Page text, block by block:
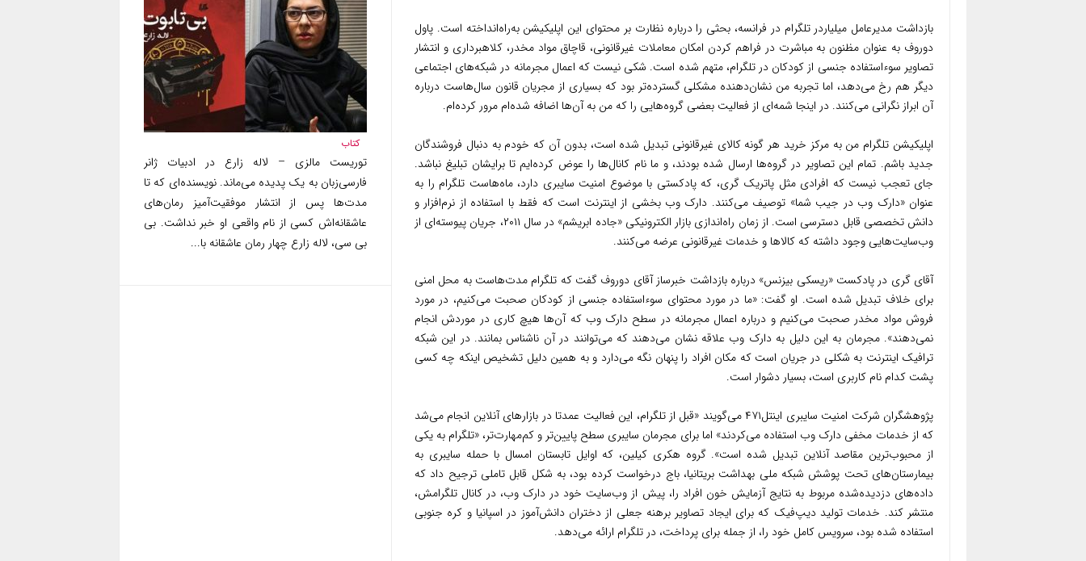
بازداشت مدیرعامل میلیاردر تلگرام در فرانسه، بحثی را درباره نظارت بر محتوای این اپلیکیشن به‌راه‌انداخته است. پاول
دوروف به عنوان مظنون به مباشرت در فراهم کردن امکان معاملات غیرقانونی، قاچاق مواد مخدر، کلاهبرداری و انتشار
تصاویر سوءاستفاده جنسی از کودکان در تلگرام، متهم شده است. شکی نیست که اعمال مجرمانه در شبکه‌های اجتماعی
دیگر هم رخ می‌دهد، اما تجربه من نشان‌دهنده مشکلی گسترده‌تر بود که بسیاری از مجریان قانون سال‌هاست درباره
آن ابراز نگرانی می‌کنند. در اینجا شمه‌ای از فعالیت‌ بعضی گروه‌هایی را که من به آن‌ها اضافه شده‌ام مرور کرده‌ام.
اپلیکیشن تلگرام من به مرکز خرید هر گونه کالای غیرقانونی تبدیل شده است، بدون آن که خودم به دنبال فروشندگان
جدید باشم. تمام این تصاویر در گروه‌ها ارسال شده بودند، و ما نام کانال‌ها را عوض کرده‌ایم تا برایشان تبلیغ نباشد.
جای تعجب نیست که افرادی مثل پاتریک گری، که پادکستی با موضوع امنیت سایبری دارد، ماه‌هاست تلگرام را به
عنوان «دارک وب در جیب شما» توصیف می‌کنند. دارک وب بخشی از اینترنت است که فقط با استفاده از نرم‌افزار و
دانش تخصصی قابل دسترسی است. از زمان راه‌اندازی بازار الکترونیکی «جاده ابریشم» در سال ۲۰۱۱، جریان پیوسته‌ای از
وب‌سایت‌هایی وجود داشته که کالاها و خدمات غیرقانونی عرضه می‌کنند.
آقای گری در پادکست «ریسکی بیزنس» درباره بازداشت خبرساز آقای دوروف گفت که تلگرام مدت‌هاست به محل امنی
برای خلاف تبدیل شده است. او گفت: «ما در مورد محتوای سوء‌استفاده جنسی از کودکان صحبت می‌کنیم، در مورد
فروش مواد مخدر صحبت می‌کنیم و درباره اعمال مجرمانه در سطح دارک وب که آن‌ها هیچ کاری در موردش انجام
نمی‌دهند». مجرمان به این دلیل به دارک وب علاقه نشان می‌دهند که می‌توانند در آن ناشناس بمانند. در این شبکه
ترافیک اینترنت به شکلی در جریان است که مکان افراد را پنهان نگه می‌دارد و به همین دلیل تشخیص اینکه چه کسی
پشت کدام نام‌ کاربری است، بسیار دشوار است.
پژوهشگران شرکت امنیت سایبری اینتل۴۷۱ می‌گویند «قبل از تلگرام، این فعالیت عمدتا در بازارهای آنلاین انجام می‌شد
که از خدمات مخفی دارک وب استفاده می‌کردند» اما برای مجرمان سایبری سطح پایین‌تر و کم‌مهارت‌تر، «تلگرام به یکی
از محبوب‌ترین مقاصد آنلاین تبدیل شده است». گروه هکری کیلین، که اوایل تابستان امسال با حمله سایبری به
بیمارستان‌های تحت پوشش شبکه ملی بهداشت بریتانیا، باج‌ درخواست کرده بود، به شکل قابل تاملی ترجیح داد که
داده‌های دزدیده‌شده مربوط به نتایج آزمایش خون افراد را، پیش از وب‌سایت خود در دارک وب، در کانال تلگرامش،
منتشر کند. خدمات تولید دیپ‌فیک که برای ایجاد تصاویر برهنه جعلی از دختران دانش‌آموز در اسپانیا و کره جنوبی
استفاده شده بود، سرویس کامل خود را، از جمله برای پرداخت‌، در تلگرام ارائه می‌دهد.
کتاب
توریست مالزی – لاله زارع در ادبیات ژانر
فارسی‌زبان به یک پدیده می‌ماند. نویسنده‌ای که تا
مدت‌ها پس از انتشار موفقیت‌آمیز رمان‌های
عاشقانه‌اش کسی از نام واقعی او خبر نداشت. بی
بی سی، لاله زارع چهار رمان عاشقانه با...